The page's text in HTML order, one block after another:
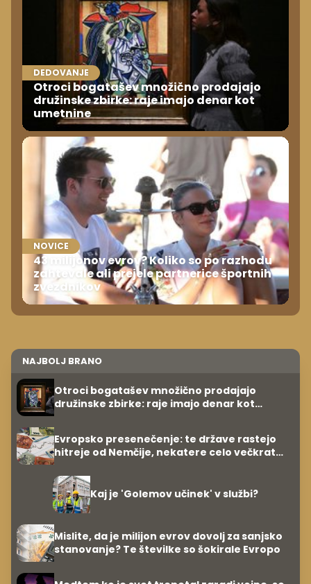
DEDOVANJE
Otroci bogatašev množično prodajajo
družinske zbirke: raje imajo denar kot
umetnine
NOVICE
43 milijonov evrov? Koliko so po razhodu
zahtevale ali prejele partnerice športnih
zvezdnikov
NAJBOLJ BRANO
Otroci bogatašev množično prodajajo
družinske zbirke: raje imajo denar kot
Evropsko presenečenje: te države rastejo
hitreje od Nemčije, nekatere celo večkrat
Kaj je 'Golemov učinek' v službi?
Mislite, da je milijon evrov dovolj za sanjsko
stanovanje? Te številke so šokirale Evropo